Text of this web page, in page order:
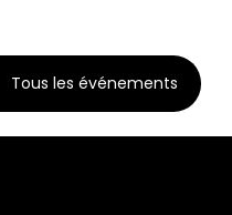
Tous les événements